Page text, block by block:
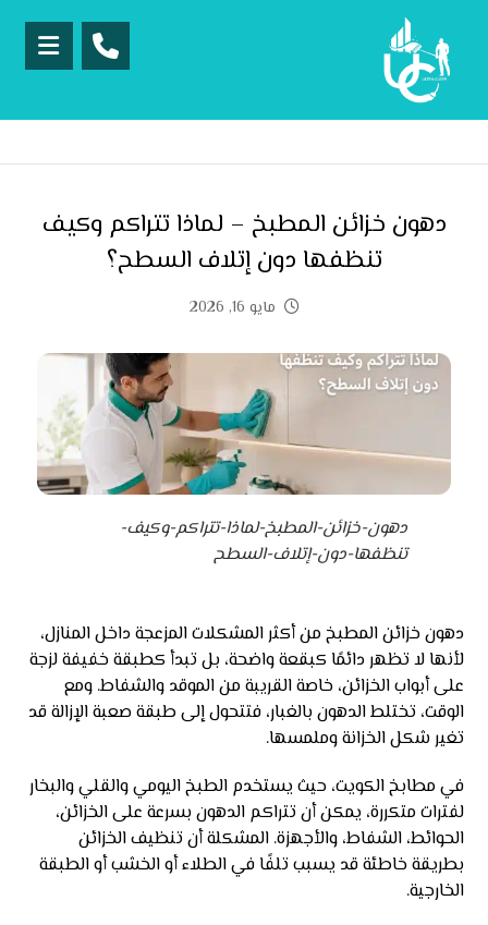
دهون خزائن المطبخ – لماذا تتراكم وكيف
تنظفها دون إتلاف السطح؟
مايو 16, 2026
دهون-خزائن-المطبخ-لماذا-تتراكم-وكيف-
تنظفها-دون-إتلاف-السطح
دهون خزائن المطبخ من أكثر المشكلات المزعجة داخل المنازل،
لأنها لا تظهر دائمًا كبقعة واضحة، بل تبدأ كطبقة خفيفة لزجة
على أبواب الخزائن، خاصة القريبة من الموقد والشفاط. ومع
الوقت، تختلط الدهون بالغبار، فتتحول إلى طبقة صعبة الإزالة قد
تغير شكل الخزانة وملمسها.
في مطابخ الكويت، حيث يستخدم الطبخ اليومي والقلي والبخار
لفترات متكررة، يمكن أن تتراكم الدهون بسرعة على الخزائن،
الحوائط، الشفاط، والأجهزة. المشكلة أن تنظيف الخزائن
بطريقة خاطئة قد يسبب تلفًا في الطلاء أو الخشب أو الطبقة
الخارجية.